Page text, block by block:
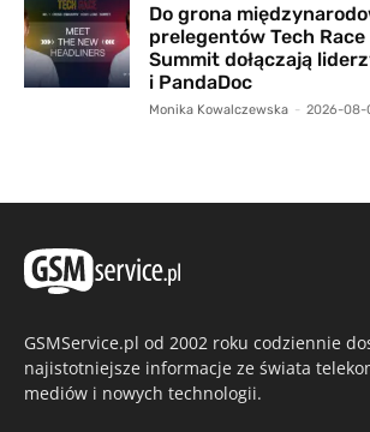
Do grona
prelegentów Tech Race
Summit dołączają
i PandaDoc
Monika Kowalczewska - 2026-08-
GSMService.pl od 2002 roku codziennie
najistotniejsze informacje ze świata
mediów i nowych technologii.